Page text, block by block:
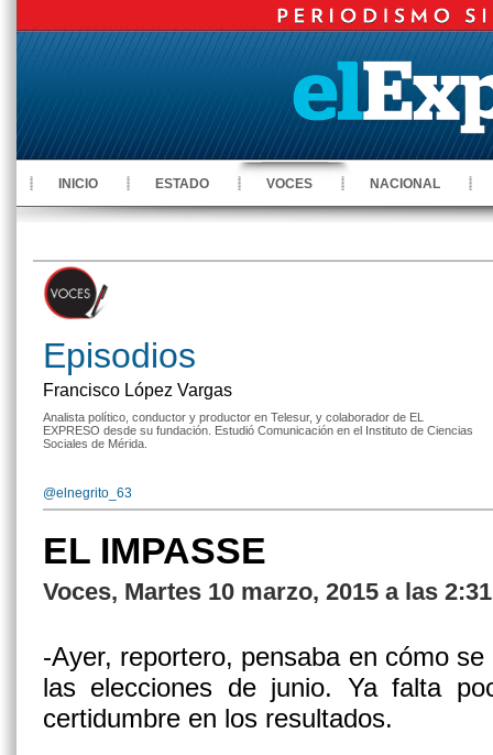
INICIO ESTADO VOCES NACIONAL
Episodios
Francisco López Vargas
Analista político, conductor y productor en Telesur, y colaborador de EL
EXPRESO desde su fundación. Estudió Comunicación en el Instituto de Ciencias
Sociales de Mérida.
@elnegrito_63
EL IMPASSE
Voces, Martes 10 marzo, 2015 a las
-Ayer, reportero, pensaba en cómo
las elecciones de junio. Ya falta
certidumbre en los resultados.